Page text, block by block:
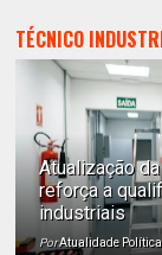
TÉCNICO
Atualização
reforça a
industriais
PorAtualidade Política